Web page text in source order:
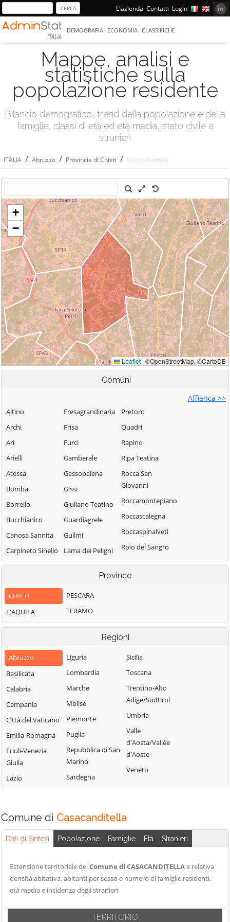
L'azienda Contatti Login
ITALIA
DEMOGRAFIA ECONOMIA CLASSIFICHE
Mappe, analisi e
statistiche sulla
popolazione residente
Bilancio demografico, trend della popolazione e delle
famiglie, classi di età ed età media, stato civile e
stranieri
ITALIA / Abruzzo / Provincia di Chieti / Casacanditella
Comuni
Affianca >>
Altino
Archi
Ari
Arielli
Atessa
Bomba
Borrello
Bucchianico
Canosa Sannita
Carpineto Sinello
Carunchio
Casalanguida
Casalbordino
Casalincontrada
Castel Frentano
Castelguidone
Castiglione
Messer Marino
Celenza sul
Civitaluparella
Civitella Messer
Raimondo
Colledimezzo
Crecchio
Dogliola
Fallo
Fara Filiorum
Petri
Fresagrandinaria
Frisa
Furci
Gamberale
Gessopalena
Gissi
Giuliano Teatino
Guardiagrele
Guilmi
Lama dei Peligni
Lanciano
Lettopalena
Liscia
Miglianico
Montebello sul
Sangro
Monteferrante
Montelapiano
Montenerodomo
Monteodorisio
Mozzagrogna
Orsogna
Ortona
Palombaro
Pennapiedimonte
Perano
Pizzoferrato
Pretoro
Quadri
Rapino
Ripa Teatina
Rocca San
Giovanni
Roccamontepiano
Roccascalegna
Roccaspinalveti
Roio del Sangro
Rosello
San Buono
Teatino
Marrucina
San Salvo
San Vito Chietino
Sant'Eusanio del
Sangro
Santa Maria
Imbaro
Abruzzo
Tollo
Torino di Sangro
Tornareccio
Torrebruna
Torrevecchia
Torricella Peligna
Province
CHIETI
L'AQUILA
PESCARA
TERAMO
Regioni
Abruzzo
Basilicata
Calabria
Campania
Città del Vaticano
Emilia-Romagna
Friuli-Venezia
Giulia
Lazio
Liguria
Lombardia
Marche
Molise
Piemonte
Puglia
Repubblica di San
Marino
Sardegna
Sicilia
Toscana
Trentino-Alto
Adige/Südtirol
Umbria
Valle
d'Aosta/Vallée
d'Aoste
Veneto
Comune di Casacanditella
Dati di Sintesi Popolazione Famiglie Età Stranieri
Estensione territoriale delComune di CASACANDITELLAe relativa
densità abitativa, abitanti per sesso e numero di famiglie residenti,
età media e incidenza degli stranieri
TERRITORIO